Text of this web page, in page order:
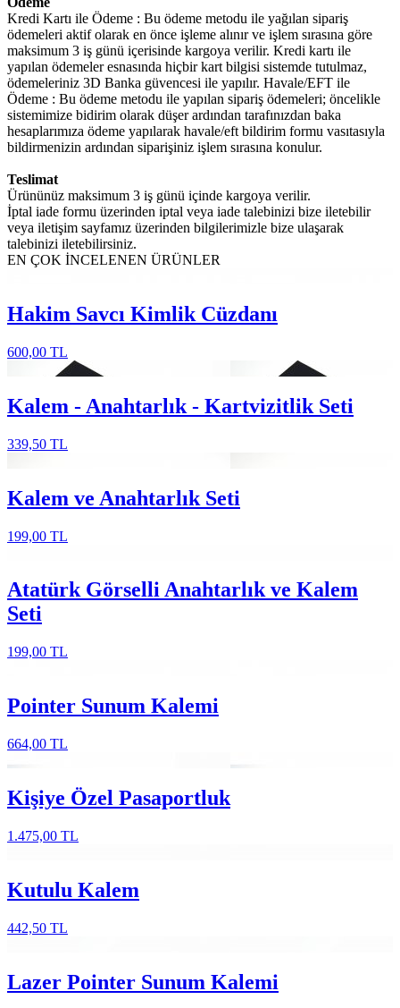
Kredi Kartı ile Ödeme : Bu ödeme metodu ile yağılan sipariş
ödemeleri aktif olarak en önce işleme alınır ve işlem sırasına göre
maksimum 3 iş günü içerisinde kargoya verilir. Kredi kartı ile
yapılan ödemeler esnasında hiçbir kart bilgisi sistemde tutulmaz,
ödemeleriniz 3D Banka güvencesi ile yapılır. Havale/EFT ile
Ödeme : Bu ödeme metodu ile yapılan sipariş ödemeleri; öncelikle
sistemimize bidirim olarak düşer ardından tarafınızdan baka
hesaplarımıza ödeme yapılarak havale/eft bildirim formu vasıtasıyla
bildirmenizin ardından siparişiniz işlem sırasına konulur.
Teslimat
Ürününüz maksimum 3 iş günü içinde kargoya verilir.
İptal iade formu üzerinden iptal veya iade talebinizi bize iletebilir
veya iletişim sayfamız üzerinden bilgilerimizle bize ulaşarak
talebinizi iletebilirsiniz.
EN ÇOK İNCELENEN ÜRÜNLER
Hakim Savcı Kimlik Cüzdanı
600,00 TL
Kalem - Anahtarlık - Kartvizitlik Seti
339,50 TL
Kalem ve Anahtarlık Seti
199,00 TL
Atatürk Görselli Anahtarlık ve Kalem
Seti
199,00 TL
Pointer Sunum Kalemi
664,00 TL
Kişiye Özel Pasaportluk
1.475,00 TL
Kutulu Kalem
442,50 TL
Lazer Pointer Sunum Kalemi